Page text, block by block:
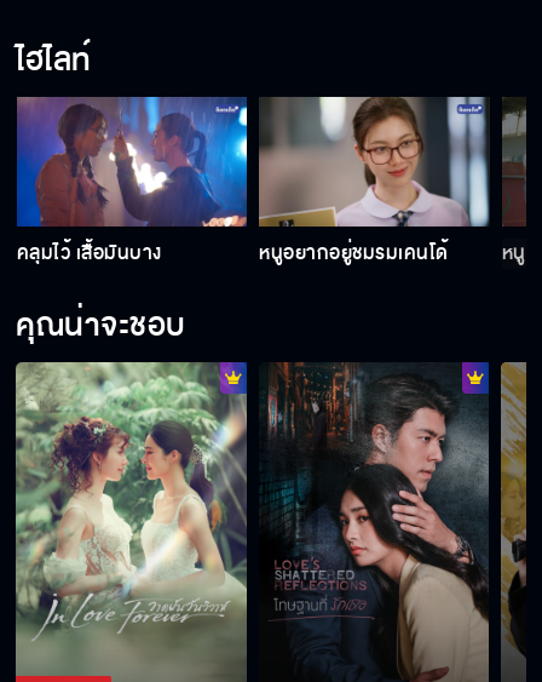
เราเป็นแฟนกันนะ
ตะวันมีอะไรบางอย่างในใจ
หวั่นไหวบ้างไหมคะ
ชีวิตของไอร่า คือหน้าที่ของพี่
ยินดีที่ได้ร่วมงานนะ คุณบอดี้การ์ด
ไฮไลท์
คลุมไว้ เสื้อมันบาง หนูอยากอยู่ชมรมเคนโด้ หนูจ
คุณน่าจะชอบ